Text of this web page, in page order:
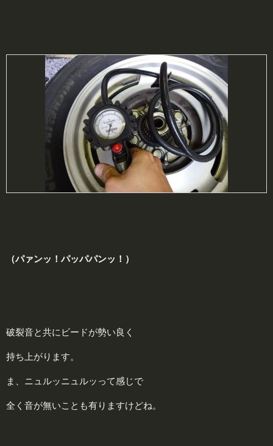
（パァンッ！パッパパンッ！）
破裂音と共にビードが勢い良く
持ち上がります。
ま、ニュルッニュルッって感じで
全く音が無いことも有りますけどね。